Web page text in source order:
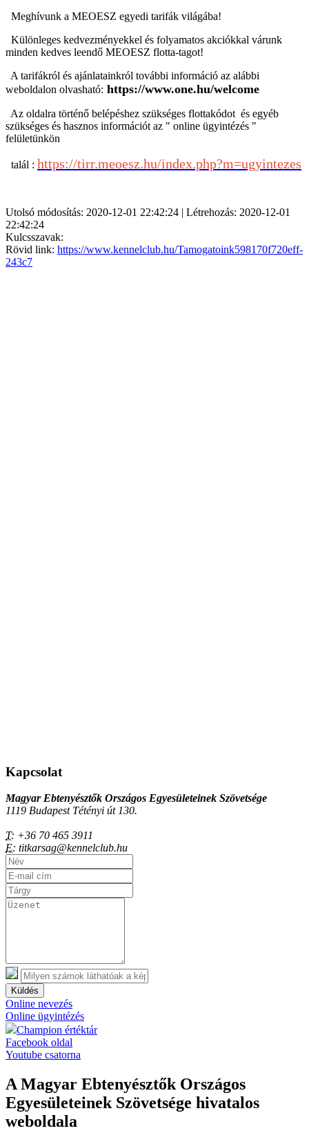
Meghívunk a MEOESZ egyedi tarifák világába!
Különleges kedvezményekkel és folyamatos akciókkal várunk
minden kedves leendő MEOESZ flotta-tagot!
A tarifákról és ajánlatainkról további információ az alábbi
weboldalon olvasható: https://www.one.hu/welcome
Az oldalra történő belépéshez szükséges flottakódot és egyéb
szükséges és hasznos információt az " online ügyintézés "
felületünkön
talál : https://tirr.meoesz.hu/index.php?m=ugyintezes
Utolsó módosítás: 2020-12-01 22:42:24 | Létrehozás: 2020-12-01
22:42:24
Kulcsszavak:
Rövid link: https://www.kennelclub.hu/Tamogatoink598170f720eff-
243c7
Kapcsolat
Magyar Ebtenyésztők Országos Egyesületeinek Szövetsége
1119 Budapest Tétényi út 130.
T: +36 70 465 3911
E: titkarsag@kennelclub.hu
Küldés
Online nevezés
Online ügyintézés
Champion értéktár
Facebook oldal
Youtube csatorna
A Magyar Ebtenyésztők Országos
Egyesületeinek Szövetsége hivatalos
weboldala